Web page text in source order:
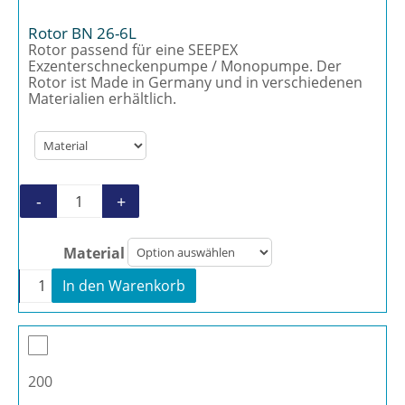
Rotor BN 26-6L
Rotor passend für eine SEEPEX
Exzenterschneckenpumpe / Monopumpe. Der
Rotor ist Made in Germany und in verschiedenen
Materialien erhältlich.
Rotor BN 26-6L Menge
- +
Material
Rotor BN 26-6L Menge
+
In den Warenkorb
200